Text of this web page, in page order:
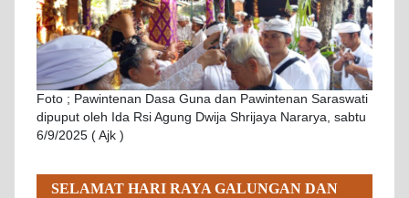
Foto ; Pawintenan Dasa Guna dan Pawintenan Saraswati
dipuput oleh Ida Rsi Agung Dwija Shrijaya Nararya, sabtu
6/9/2025 ( Ajk )
SELAMAT HARI RAYA GALUNGAN DAN